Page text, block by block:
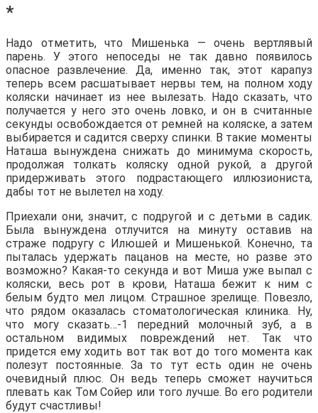
*
Надо отметить, что Мишенька — очень вертлявый
парень. У этого непоседы не так давно появилось
опасное развлечение. Да, именно так, этот карапуз
теперь всем расшатывает нервы тем, на полном ходу
коляски начинает из нее вылезать. Надо сказать, что
получается у него это очень ловко, и он в считанные
секунды освобождается от ремней на коляске, а затем
выбирается и садится сверху спинки. В такие моменты
Наташа вынуждена снижать до минимума скорость,
продолжая толкать коляску одной рукой, а другой
придерживать этого подрастающего иллюзиониста,
дабы тот не вылетел на ходу.
Приехали они, значит, с подругой и с детьми в садик.
Была вынуждена отлучится на минуту оставив на
страже подругу с Илюшей и Мишенькой. Конечно, та
пыталась удержать пацанов на месте, но разве это
возможно? Какая-то секунда и вот Миша уже выпал с
коляски, весь рот в крови, Наташа бежит к ним с
белым будто мел лицом. Страшное зрелище. Повезло,
что рядом оказалась стоматологическая клиника. Ну,
что могу сказать…-1 передний молочный зуб, а в
остальном видимых повреждений нет. Так что
придется ему ходить вот так вот до того момента как
полезут постоянные. За то тут есть один не очень
очевидный плюс. Он ведь теперь сможет научиться
плевать как Том Сойер или того лучше. Во его родители
будут счастливы!